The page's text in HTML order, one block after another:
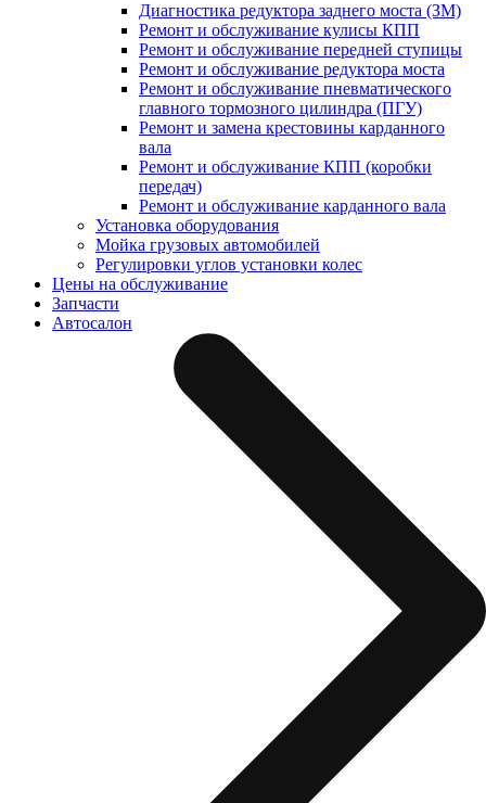
Диагностика редуктора заднего моста (ЗМ)
Ремонт и обслуживание кулисы КПП
Ремонт и обслуживание передней ступицы
Ремонт и обслуживание редуктора моста
Ремонт и обслуживание пневматического
главного тормозного цилиндра (ПГУ)
Ремонт и замена крестовины карданного
вала
Ремонт и обслуживание КПП (коробки
передач)
Ремонт и обслуживание карданного вала
Установка оборудования
Мойка грузовых автомобилей
Регулировки углов установки колес
Цены на обслуживание
Запчасти
Автосалон